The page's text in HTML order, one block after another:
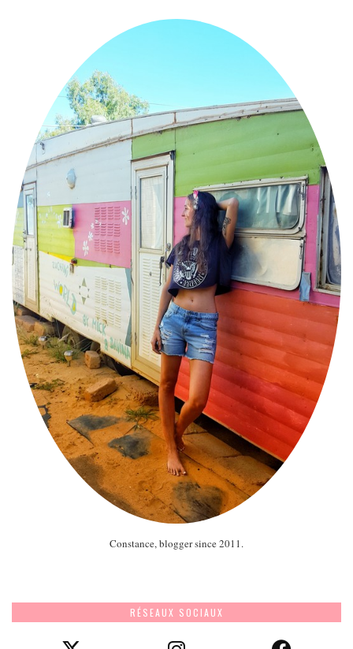
Constance, blogger since 2011.
RÉSEAUX SOCIAUX